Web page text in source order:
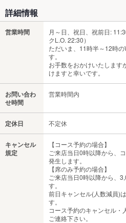
詳細情報
営業時間
月～日、祝日、祝前日:
クL.O. 22:30）
ただいま、11時半～12時
す。
お手数をおかけいたします
けますと幸いです。
お問い合わ
せ時間
営業時間内
定休日 不定休
キャンセル
規定
【コース予約の場合】
ご来店当日0時以降から、
発生します。
【席のみ予約の場合】
ご来店当日0時以降から、
す。
前日キャンセル(人数減員)
す。
コース予約のキャンセル・
ご連絡下さい。